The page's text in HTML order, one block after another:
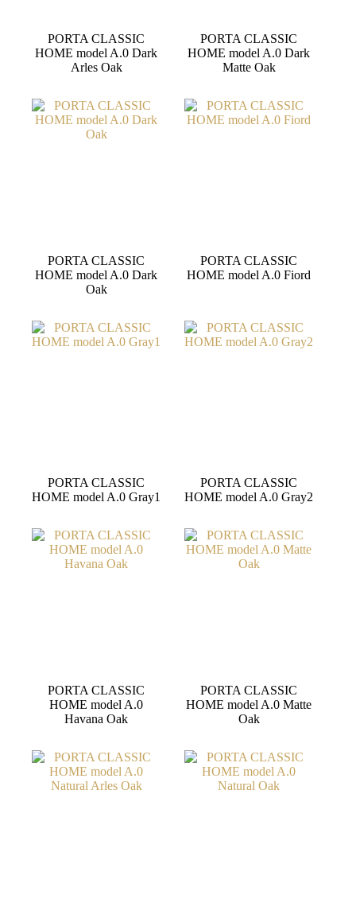
PORTA CLASSIC
HOME model A.0 Dark
Arles Oak
PORTA CLASSIC
HOME model A.0 Dark
Matte Oak
PORTA CLASSIC
HOME model A.0 Dark
Oak
PORTA CLASSIC
HOME model A.0 Fiord
PORTA CLASSIC
HOME model A.0 Gray1
PORTA CLASSIC
HOME model A.0 Gray2
PORTA CLASSIC
HOME model A.0
Havana Oak
PORTA CLASSIC
HOME model A.0 Matte
Oak